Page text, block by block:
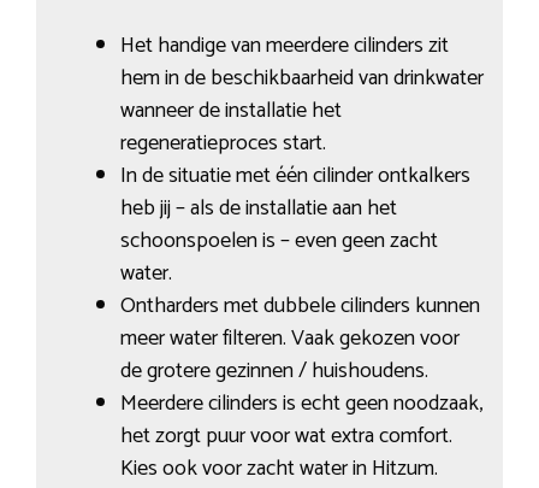
Het handige van meerdere cilinders zit
hem in de beschikbaarheid van drinkwater
wanneer de installatie het
regeneratieproces start.
In de situatie met één cilinder ontkalkers
heb jij – als de installatie aan het
schoonspoelen is – even geen zacht
water.
Ontharders met dubbele cilinders kunnen
meer water filteren. Vaak gekozen voor
de grotere gezinnen / huishoudens.
Meerdere cilinders is echt geen noodzaak,
het zorgt puur voor wat extra comfort.
Kies ook voor zacht water in Hitzum.